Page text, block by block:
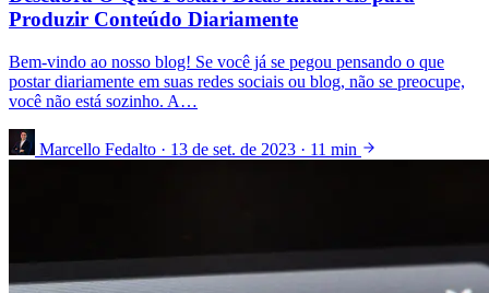
Produzir Conteúdo Diariamente
Bem-vindo ao nosso blog! Se você já se pegou pensando o que
postar diariamente em suas redes sociais ou blog, não se preocupe,
você não está sozinho. A…
Marcello Fedalto · 13 de set. de 2023 · 11 min